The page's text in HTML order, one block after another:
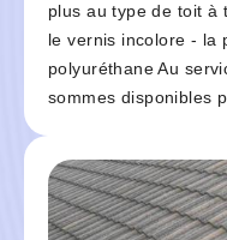
plus au type de toit à
le vernis incolore - la
polyuréthane Au
sommes disponibles